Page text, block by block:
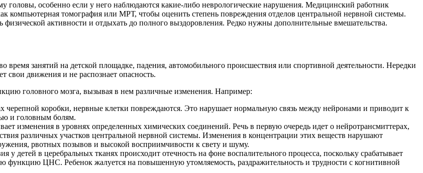
головы, особенно если у него наблюдаются какие-либо неврологические нарушения. Медицинский работник
компьютерная томография или МРТ, чтобы оценить степень повреждения отделов центральной нервной системы.
активности и отдыхать до полного выздоровления. Редко нужны дополнительные вмешательства.
время занятий на детской площадке, падения, автомобильного происшествия или спортивной деятельности. Нередки
свои движения и не распознает опасность.
головного мозга, вызывая в нем различные изменения. Например:
черепной коробки, нервные клетки повреждаются. Это нарушает нормальную связь между нейронами и приводит к
и головным болям.
изменения в уровнях определенных химических соединений. Речь в первую очередь идет о нейротрансмиттерах,
различных участков центральной нервной системы. Изменения в концентрации этих веществ нарушают
рвотных позывов и высокой восприимчивости к свету и шуму.
у детей в церебральных тканях происходит отечность на фоне воспалительного процесса, поскольку срабатывает
ЦНС. Ребенок жалуется на повышенную утомляемость, раздражительность и трудности с когнитивной